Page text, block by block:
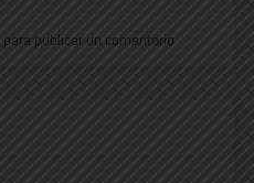
para publicar un comentario.